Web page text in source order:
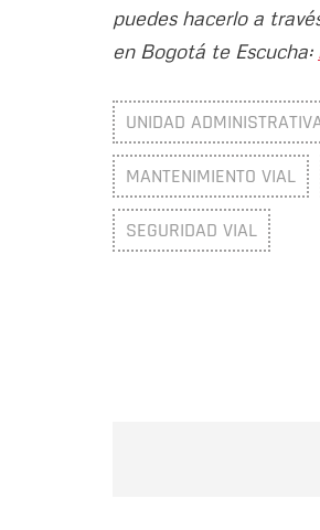
puedes hacerlo a
en Bogotá te Escucha:
UNIDAD
MANTENIMIENTO VIAL
SEGURIDAD VIAL